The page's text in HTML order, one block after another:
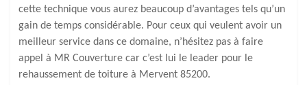
cette technique vous aurez beaucoup d’avantages tels qu’un
gain de temps considérable. Pour ceux qui veulent avoir un
meilleur service dans ce domaine, n’hésitez pas à faire
appel à MR Couverture car c’est lui le leader pour le
rehaussement de toiture à Mervent 85200.